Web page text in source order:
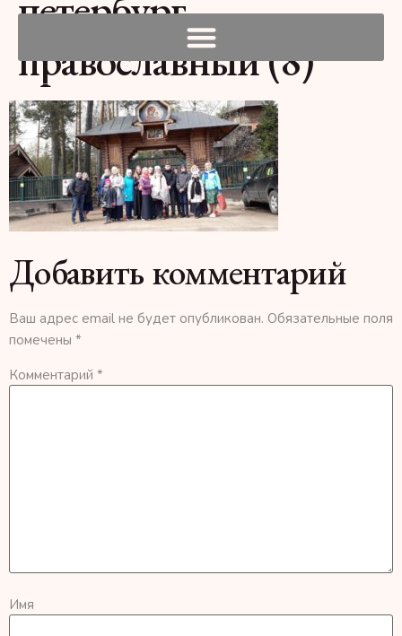
православный (8)
Добавить комментарий
Ваш адрес email не будет опубликован. Обязательные поля
помечены *
Комментарий *
Имя